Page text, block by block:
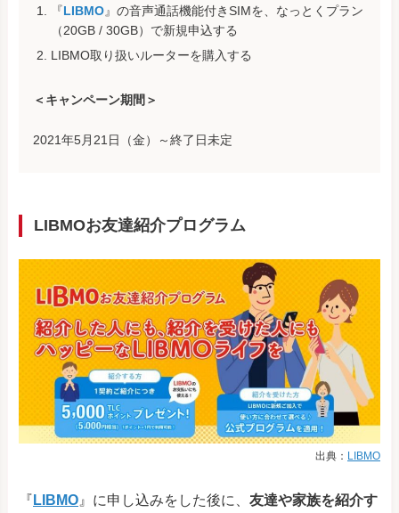
『LIBMO』の音声通話機能付きSIMを、なっとくプラン
（20GB / 30GB）で新規申込する
LIBMO取り扱いルーターを購入する
＜キャンペーン期間＞
2021年5月21日（金）～終了日未定
LIBMOお友達紹介プログラム
出典： LIBMO
『 LIBMO 』に申し込みをした後に、 友達や家族を紹介す